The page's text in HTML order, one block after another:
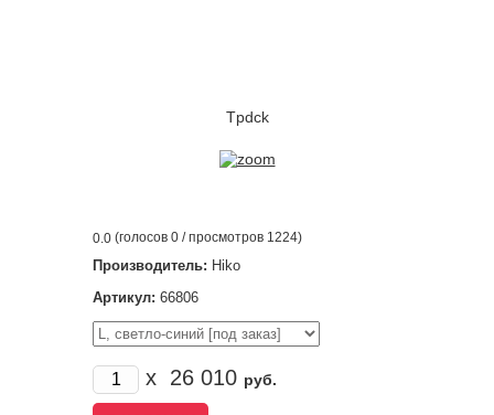
0.0 (голосов 0 / просмотров 1224)
Производитель: Hiko
Артикул: 66806
x 26 010 руб.